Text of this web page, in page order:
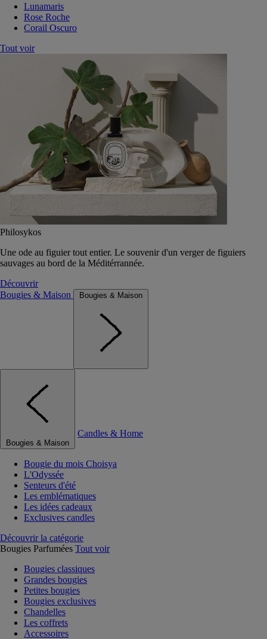
Lunamaris
Rose Roche
Corail Oscuro
Tout voir
Philosykos
Une ode au figuier tout entier. Le souvenir d'un verger de figuiers
sauvages au bord de la Méditérrannée.
Découvrir
Bougies & Maison
Bougies & Maison
Bougies & Maison
Candles & Home
Bougie du mois Choisya
L'Odyssée
Senteurs d'été
Les emblématiques
Les idées cadeaux
Exclusives candles
Découvrir la catégorie
Bougies Parfumées Tout voir
Bougies classiques
Grandes bougies
Petites bougies
Bougies exclusives
Chandelles
Les coffrets
Accessoires